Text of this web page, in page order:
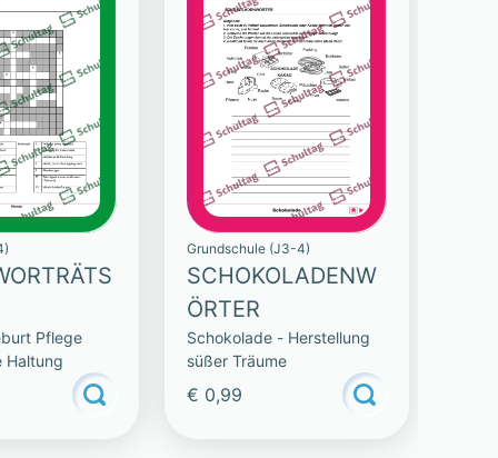
Pflege
Haltung
Grundschule (J3-4)
SCHOKOLADENW
ÖRTER
Schokolade - Herstellung
süßer Träume
€ 0,99